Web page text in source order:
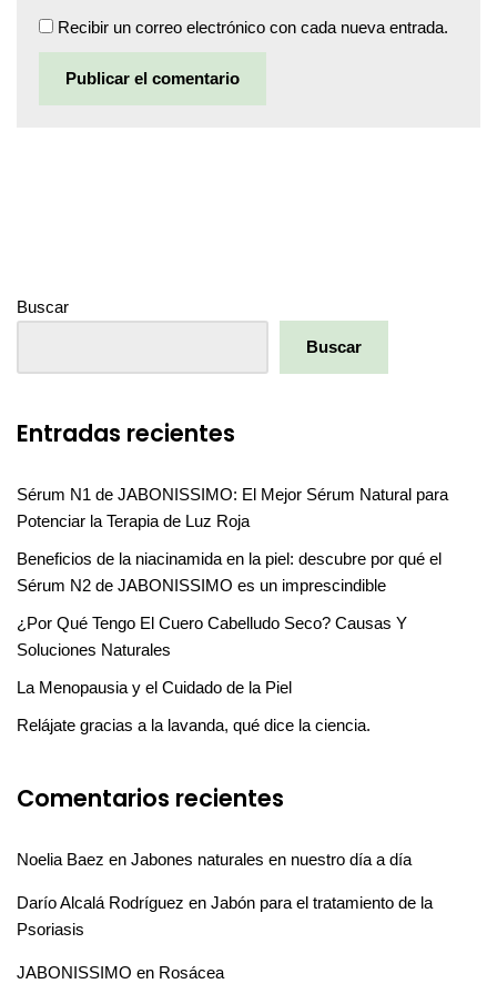
Recibir un correo electrónico con cada nueva entrada.
Buscar
Buscar
Entradas recientes
Sérum N1 de JABONISSIMO: El Mejor Sérum Natural para
Potenciar la Terapia de Luz Roja
Beneficios de la niacinamida en la piel: descubre por qué el
Sérum N2 de JABONISSIMO es un imprescindible
¿Por Qué Tengo El Cuero Cabelludo Seco? Causas Y
Soluciones Naturales
La Menopausia y el Cuidado de la Piel
Relájate gracias a la lavanda, qué dice la ciencia.
Comentarios recientes
Noelia Baez en Jabones naturales en nuestro día a día
Darío Alcalá Rodríguez en Jabón para el tratamiento de la
Psoriasis
JABONISSIMO en Rosácea